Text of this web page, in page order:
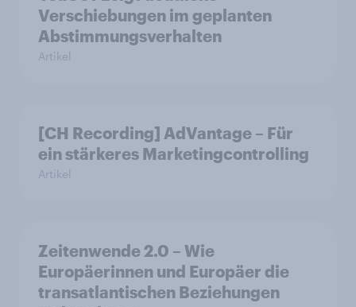
Verschiebungen im geplanten
Abstimmungsverhalten
Artikel
[CH Recording] AdVantage – Für
ein stärkeres Marketingcontrolling
Artikel
Zeitenwende 2.0 – Wie
Europäerinnen und Europäer die
transatlantischen Beziehungen